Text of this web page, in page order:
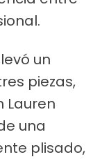
un
piezas,
Lauren
una
plisado,